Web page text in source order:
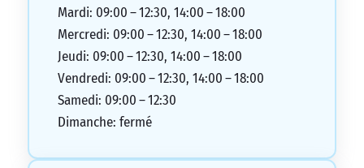
Mardi: 09:00 – 12:30, 14:00 – 18:00
Mercredi: 09:00 – 12:30, 14:00 – 18:00
Jeudi: 09:00 – 12:30, 14:00 – 18:00
Vendredi: 09:00 – 12:30, 14:00 – 18:00
Samedi: 09:00 – 12:30
Dimanche: fermé